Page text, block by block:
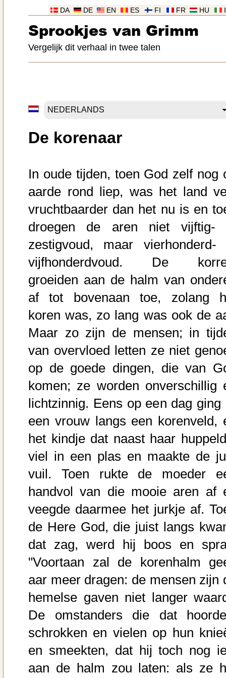
HU
FR
FI
ES
EN
DE
DA
Sprookjes van Grimm
Vergelijk dit verhaal in twee talen
De korenaar
In oude tijden, toen God zelf nog
aarde rond liep, was het land
vruchtbaarder dan het nu is en
droegen de aren niet vijftig-
zestigvoud, maar vierhonderd-
vijfhonderdvoud. De
groeiden aan de halm van
af tot bovenaan toe, zolang
koren was, zo lang was ook de
Maar zo zijn de mensen; in
van overvloed letten ze niet
op de goede dingen, die van
komen; ze worden onverschillig
lichtzinnig. Eens op een dag ging
een vrouw langs een korenveld,
het kindje dat naast haar
viel in een plas en maakte de
vuil. Toen rukte de moeder
handvol van die mooie aren af
veegde daarmee het jurkje af.
de Here God, die juist langs
dat zag, werd hij boos en
"Voortaan zal de korenhalm
aar meer dragen: de mensen zijn
hemelse gaven niet langer
De omstanders die dat
schrokken en vielen op hun
en smeekten, dat hij toch nog
aan de halm zou laten: als ze